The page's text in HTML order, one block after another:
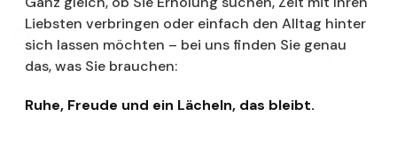
Liebsten verbringen oder einfach den Alltag hinter
sich lassen möchten – bei uns finden Sie genau
das, was Sie brauchen:
Ruhe, Freude und ein Lächeln, das bleibt.